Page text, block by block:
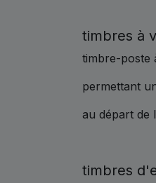
timbres à
timbre-poste
permettant
au départ de
timbres